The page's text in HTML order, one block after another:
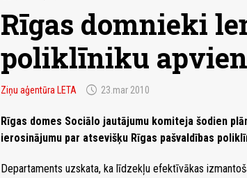
Rīgas domnieki
poliklīniku
Ziņu aģentūra LETA schedule 23.mar 2010
Rīgas domes Sociālo jautājumu komiteja šodien
ierosinājumu par atsevišķu Rīgas pašvaldības
Departaments uzskata, ka līdzekļu efektīvākas